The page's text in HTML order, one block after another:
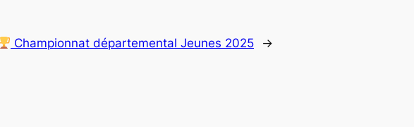
Championnat départemental Jeunes 2025 →